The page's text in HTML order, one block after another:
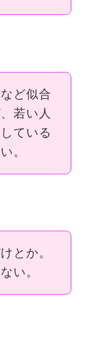
ど似合
若い人
ている
。
とか。
い。